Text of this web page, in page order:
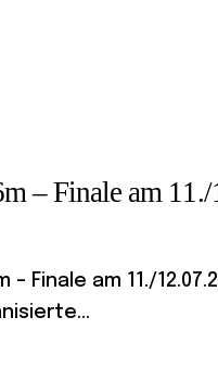
– Finale am
Finale am 11./